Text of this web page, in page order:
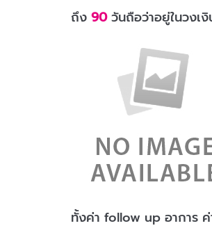
ถึง 90วันถือว่าอยู่ในวงเงิ
ทั้งค่า follow up อาการ